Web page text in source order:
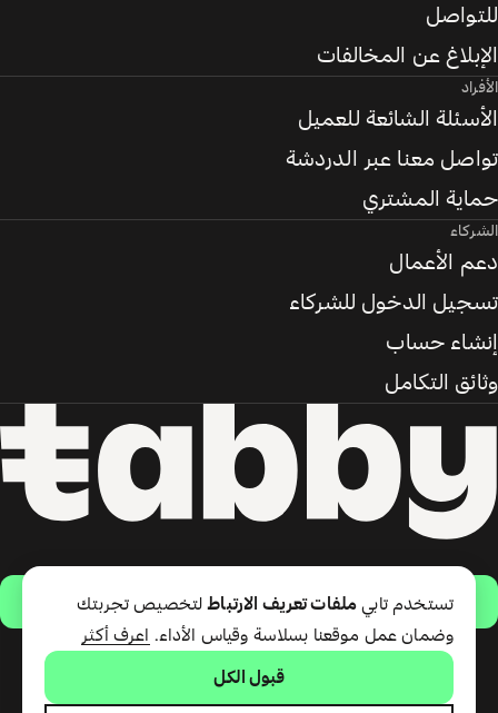
حمّل التطبيق
تقدّم شركة تابي ذ.م.م خدمة الدفع
للتواصل
الإبلاغ عن المخالفات
الأفراد
الأسئلة الشائعة للعميل
تواصل معنا عبر الدردشة
حماية المشتري
الشركاء
دعم الأعمال
تسجيل الدخول للشركاء
إنشاء حساب
وثائق التكامل
تستخدم تابي ملفات تعريف الارتباطلتخصيص تجربتك
وضمان عمل موقعنا بسلاسة وقياس الأداء.
اعرف أكثر
قبول الكل